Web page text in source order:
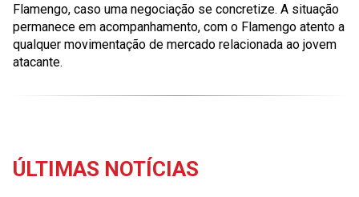
Flamengo, caso uma negociação se concretize. A situação
permanece em acompanhamento, com o Flamengo atento a
qualquer movimentação de mercado relacionada ao jovem
atacante.
ÚLTIMAS NOTÍCIAS